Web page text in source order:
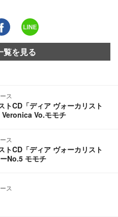
覧を見る
ス
トCD「ディア ヴォーカリスト
Vo.モモチ
ス
トCD「ディア ヴォーカリスト
No.5 モモチ
ス